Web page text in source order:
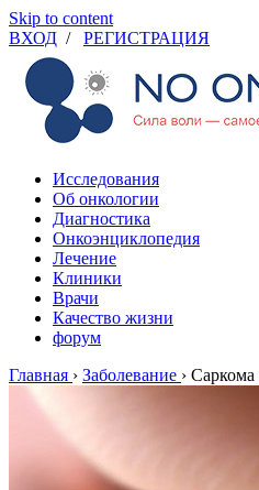
Skip to content
ВХОД / РЕГИСТРАЦИЯ
Исследования
Об онкологии
Диагностика
Онкоэнциклопедия
Лечение
Клиники
Врачи
Качество жизни
форум
Главная › Заболевание › Саркома